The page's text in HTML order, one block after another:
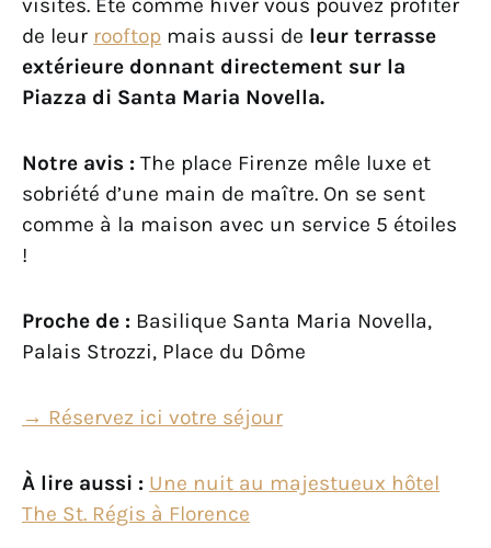
visites. Été comme hiver vous pouvez profiter
de leur rooftop mais aussi de leur terrasse
extérieure donnant directement sur la
Piazza di Santa Maria Novella.
Notre avis : The place Firenze mêle luxe et
sobriété d’une main de maître. On se sent
comme à la maison avec un service 5 étoiles
!
Proche de : Basilique Santa Maria Novella,
Palais Strozzi, Place du Dôme
→ Réservez ici votre séjour
À lire aussi : Une nuit au majestueux hôtel
The St. Régis à Florence